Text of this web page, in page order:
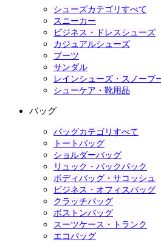
シューズカテゴリすべて
スニーカー
ビジネス・ドレスシューズ
カジュアルシューズ
ブーツ
サンダル
レインシューズ・スノーブ
シューケア・靴用品
バッグ
バッグカテゴリすべて
トートバッグ
ショルダーバッグ
リュック・バックパック
ボディバッグ・サコッシュ
ビジネス・オフィスバッグ
クラッチバッグ
ボストンバッグ
スーツケース・トランク
エコバッグ